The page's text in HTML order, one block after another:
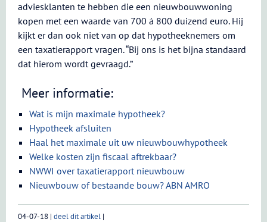
adviesklanten te hebben die een nieuwbouwwoning
kopen met een waarde van 700 á 800 duizend euro. Hij
kijkt er dan ook niet van op dat hypotheeknemers om
een taxatierapport vragen. “Bij ons is het bijna standaard
dat hierom wordt gevraagd.”
Meer informatie:
Wat is mijn maximale hypotheek?
Hypotheek afsluiten
Haal het maximale uit uw nieuwbouwhypotheek
Welke kosten zijn fiscaal aftrekbaar?
NWWI over taxatierapport nieuwbouw
Nieuwbouw of bestaande bouw? ABN AMRO
04-07-18 | deel dit artikel |